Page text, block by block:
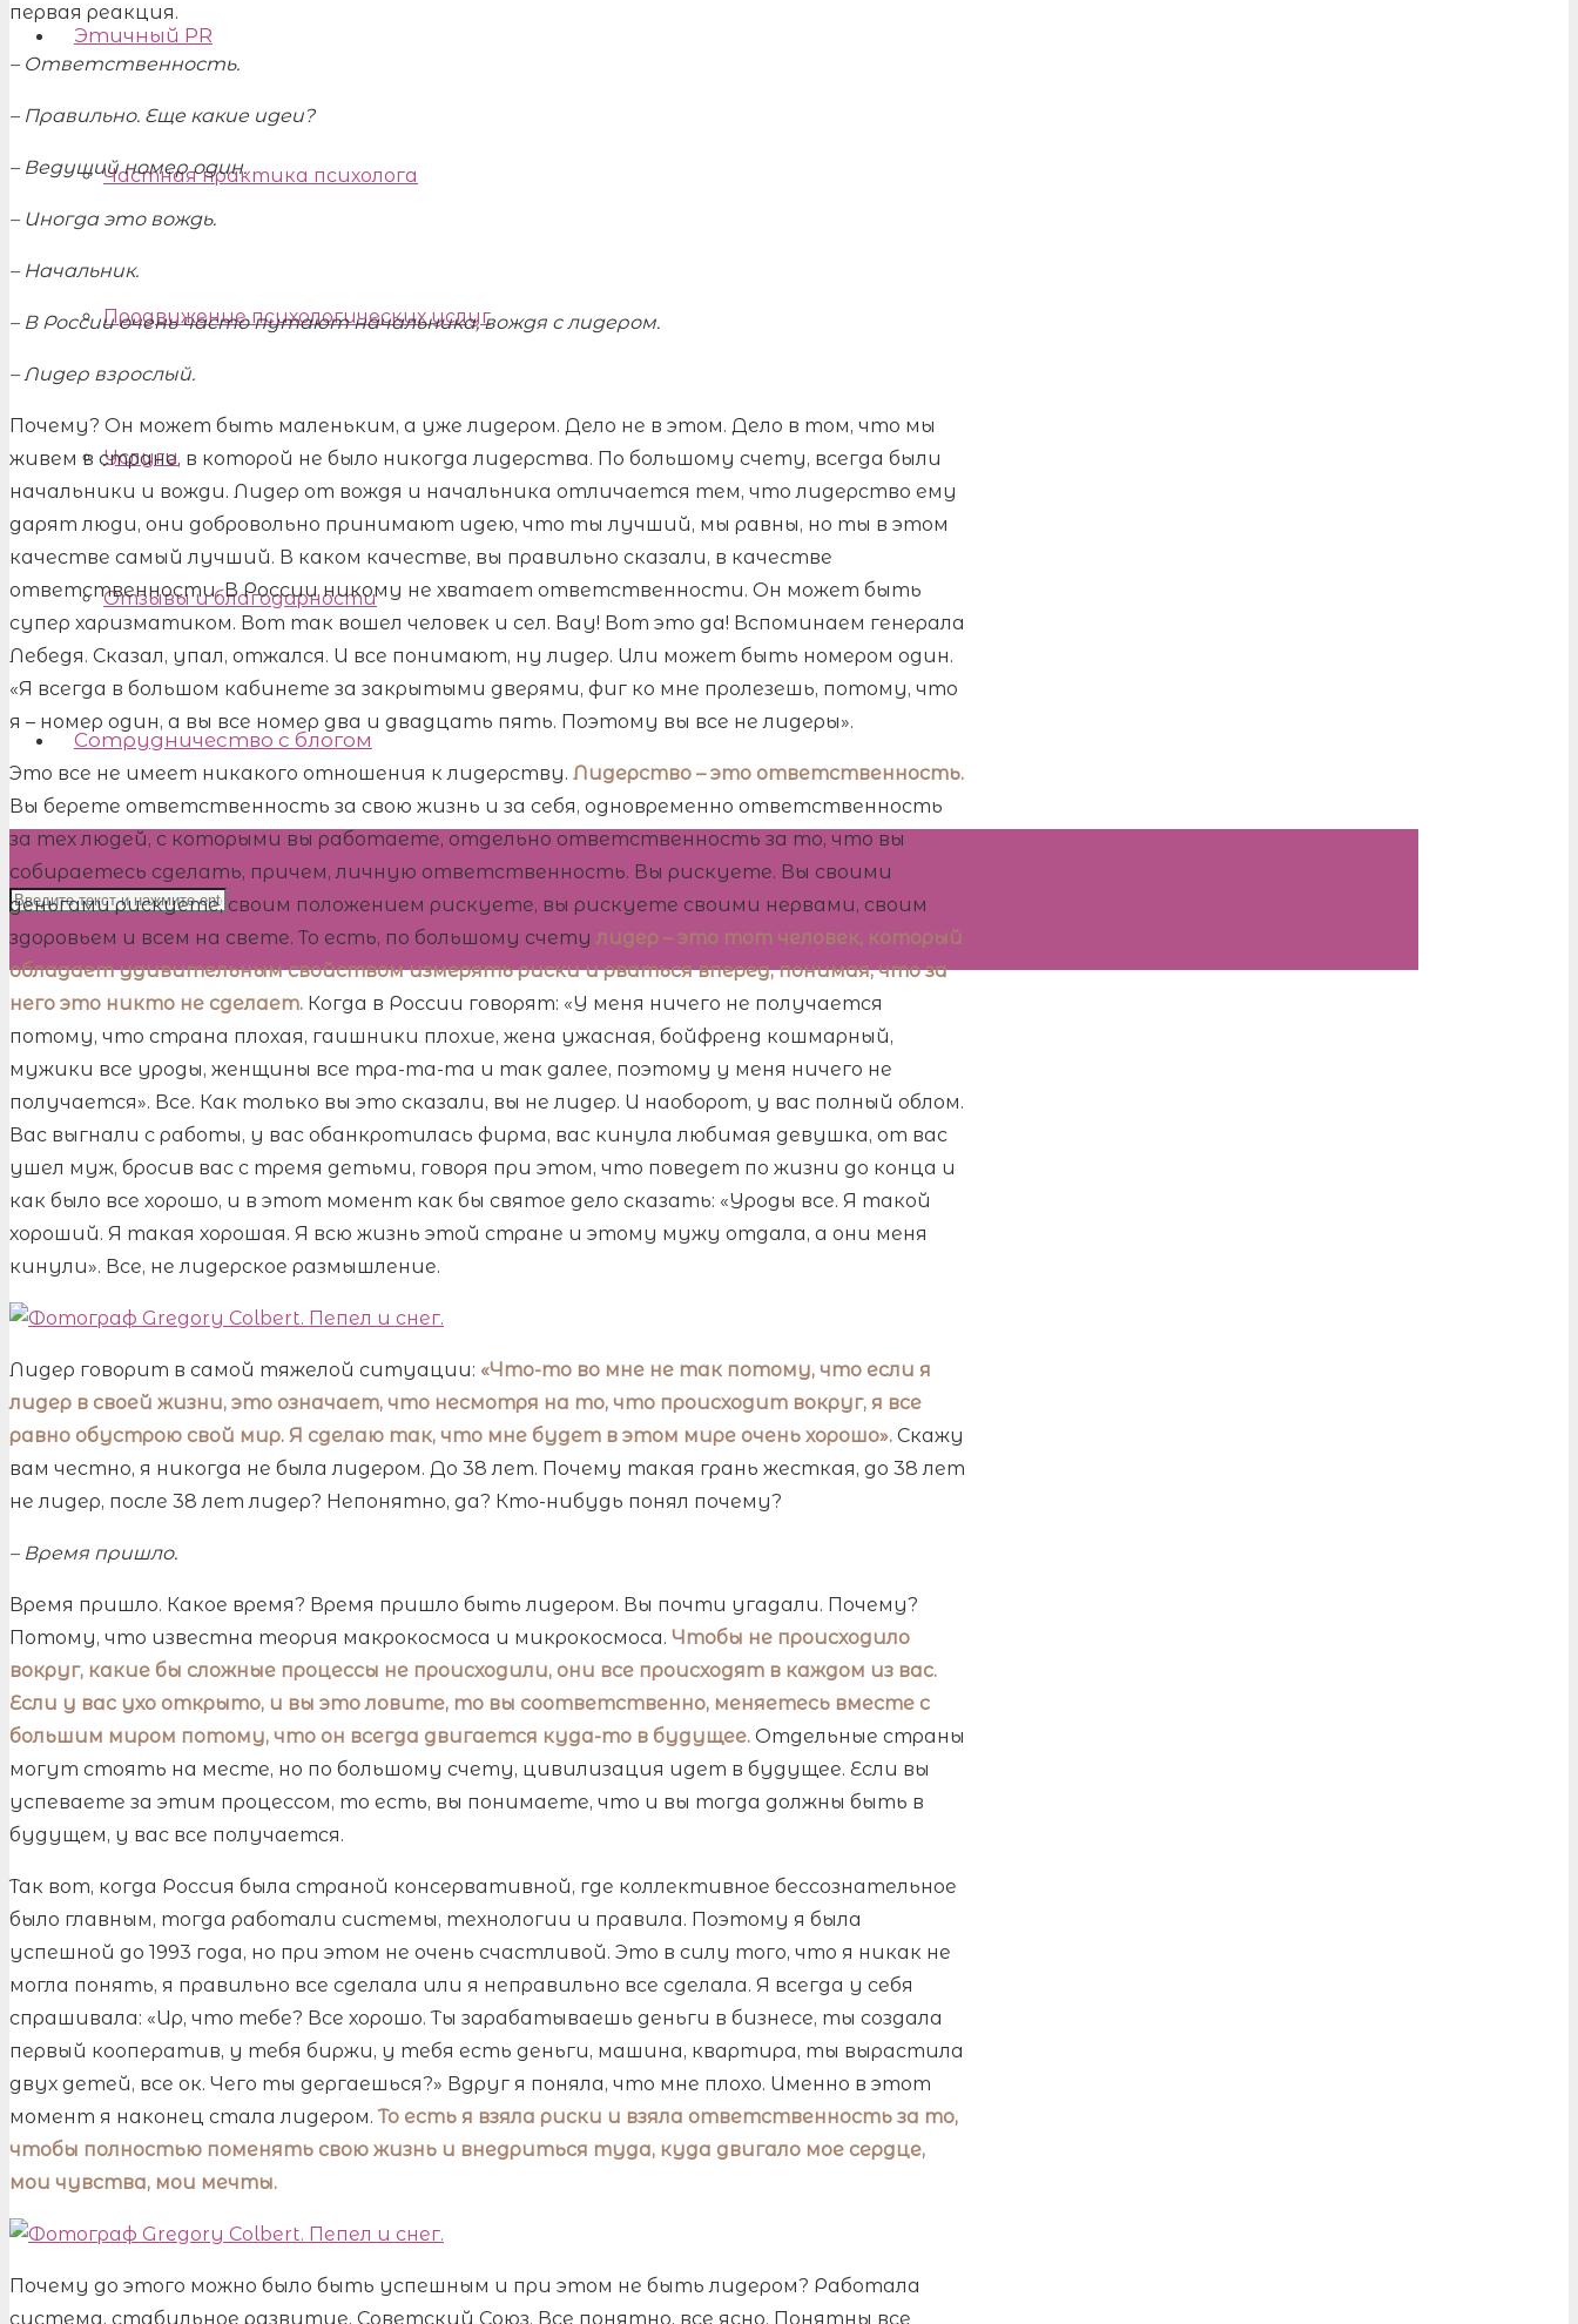
Этичный PR
Частная практика психолога
Продвижение психологических услуг
Услуги
Отзывы и благодарности
Сотрудничество с блогом
первая реакция.
– Ответственность.
– Правильно. Еще какие идеи?
– Ведущий номер один.
– Иногда это вождь.
– Начальник.
– В России очень часто путают начальника, вождя с лидером.
– Лидер взрослый.
Почему? Он может быть маленьким, а уже лидером. Дело не в этом. Дело в том, что мы
живем в стране, в которой не было никогда лидерства. По большому счету, всегда были
начальники и вожди. Лидер от вождя и начальника отличается тем, что лидерство ему
дарят люди, они добровольно принимают идею, что ты лучший, мы равны, но ты в этом
качестве самый лучший. В каком качестве, вы правильно сказали, в качестве
ответственности. В России никому не хватает ответственности. Он может быть
супер харизматиком. Вот так вошел человек и сел. Вау! Вот это да! Вспоминаем генерала
Лебедя. Сказал, упал, отжался. И все понимают, ну лидер. Или может быть номером один.
«Я всегда в большом кабинете за закрытыми дверями, фиг ко мне пролезешь, потому, что
я – номер один, а вы все номер два и двадцать пять. Поэтому вы все не лидеры».
Это все не имеет никакого отношения к лидерству. Лидерство – это ответственность.
Вы берете ответственность за свою жизнь и за себя, одновременно ответственность
за тех людей, с которыми вы работаете, отдельно ответственность за то, что вы
собираетесь сделать, причем, личную ответственность. Вы рискуете. Вы своими
деньгами рискуете, своим положением рискуете, вы рискуете своими нервами, своим
здоровьем и всем на свете. То есть, по большому счету лидер – это тот человек, который
обладает удивительным свойством измерять риски и рваться вперед, понимая, что за
него это никто не сделает. Когда в России говорят: «У меня ничего не получается
потому, что страна плохая, гаишники плохие, жена ужасная, бойфренд кошмарный,
мужики все уроды, женщины все тра-та-та и так далее, поэтому у меня ничего не
получается». Все. Как только вы это сказали, вы не лидер. И наоборот, у вас полный облом.
Вас выгнали с работы, у вас обанкротилась фирма, вас кинула любимая девушка, от вас
ушел муж, бросив вас с тремя детьми, говоря при этом, что поведет по жизни до конца и
как было все хорошо, и в этот момент как бы святое дело сказать: «Уроды все. Я такой
хороший. Я такая хорошая. Я всю жизнь этой стране и этому мужу отдала, а они меня
кинули». Все, не лидерское размышление.
Лидер говорит в самой тяжелой ситуации: «Что-то во мне не так потому, что если я
лидер в своей жизни, это означает, что несмотря на то, что происходит вокруг, я все
равно обустрою свой мир. Я сделаю так, что мне будет в этом мире очень хорошо». Скажу
вам честно, я никогда не была лидером. До 38 лет. Почему такая грань жесткая, до 38 лет
не лидер, после 38 лет лидер? Непонятно, да? Кто-нибудь понял почему?
– Время пришло.
Время пришло. Какое время? Время пришло быть лидером. Вы почти угадали. Почему?
Потому, что известна теория макрокосмоса и микрокосмоса. Чтобы не происходило
вокруг, какие бы сложные процессы не происходили, они все происходят в каждом из вас.
Если у вас ухо открыто, и вы это ловите, то вы соответственно, меняетесь вместе с
большим миром потому, что он всегда двигается куда-то в будущее. Отдельные страны
могут стоять на месте, но по большому счету, цивилизация идет в будущее. Если вы
успеваете за этим процессом, то есть, вы понимаете, что и вы тогда должны быть в
будущем, у вас все получается.
Так вот, когда Россия была страной консервативной, где коллективное бессознательное
было главным, тогда работали системы, технологии и правила. Поэтому я была
успешной до 1993 года, но при этом не очень счастливой. Это в силу того, что я никак не
могла понять, я правильно все сделала или я неправильно все сделала. Я всегда у себя
спрашивала: «Ир, что тебе? Все хорошо. Ты зарабатываешь деньги в бизнесе, ты создала
первый кооператив, у тебя биржи, у тебя есть деньги, машина, квартира, ты вырастила
двух детей, все ок. Чего ты дергаешься?» Вдруг я поняла, что мне плохо. Именно в этот
момент я наконец стала лидером. То есть я взяла риски и взяла ответственность за то,
чтобы полностью поменять свою жизнь и внедриться туда, куда двигало мое сердце,
мои чувства, мои мечты.
Почему до этого можно было быть успешным и при этом не быть лидером? Работала
система, стабильное развитие, Советский Союз. Все понятно, все ясно. Понятны все